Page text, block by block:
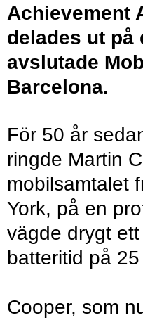
Achievement
delades ut på
avslutade
Barcelona.
För 50 år
ringde Martin
mobilsamtalet
York, på en
vägde drygt
batteritid på
Cooper, som